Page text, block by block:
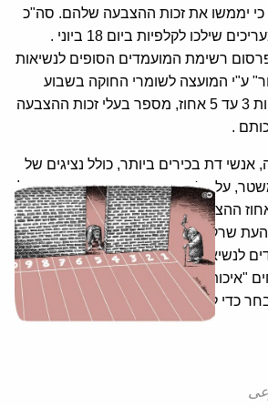
כי יממשו את זכות ההצבעה שלהם. סה"כ
כ-37% אמרו כי הם מעריכים שילכו לקלפיות ביום 18 ביוני .
רשימת המועמדים הסופים לנשיאות
ע"י המועצה לשומרי החוקה בשבוע
שעבר, ירד בעוד לפחות 3 עד 5 אחוז, מספר בעלי זכות ההצבעה
.
דת בכירים ביותר, כולל נציגים של
עלי ח'אמנהאי במוסדות חשובים של
ההצבעה גבוהה לא חשוב כבר עבור
שרק נאמנים ביותר לכל עקרונות
לנשיאות ולדבריהם, ככל שיירד אחוז
"איכותיים" יותר ילכו לקלפיות ובכך
כדי לשמש "הזרוע הביצועית למנהיג